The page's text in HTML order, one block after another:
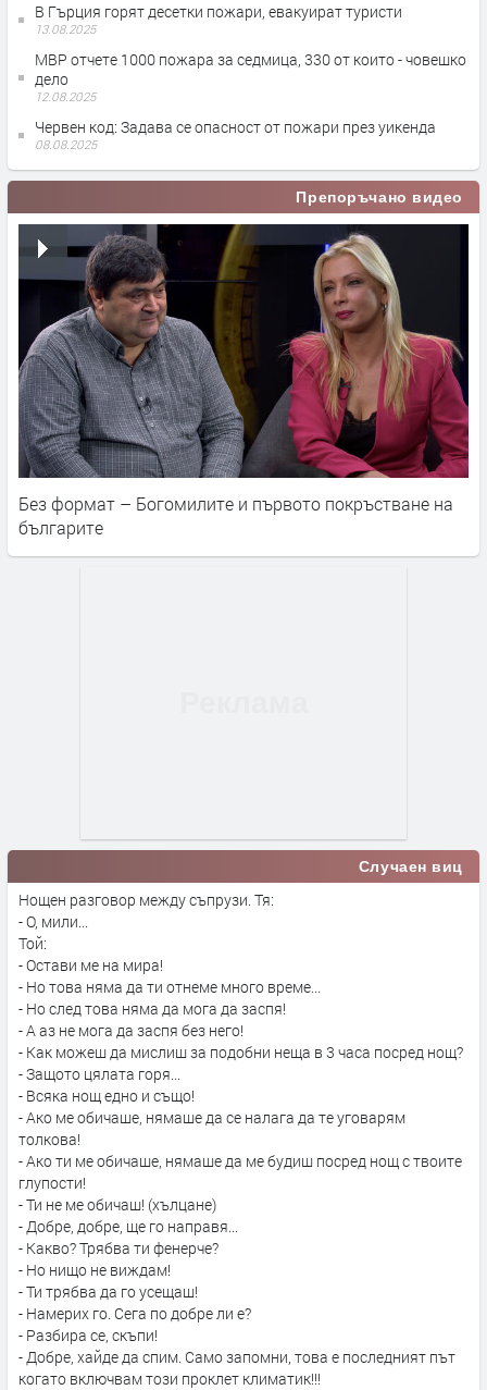
В Гърция горят десетки пожари, евакуират туристи
13.08.2025
МВР отчете 1000 пожара за седмица, 330 от които - човешко
дело
12.08.2025
Червен код: Задава се опасност от пожари през уикенда
08.08.2025
Препоръчано видео
Без формат – Богомилите и първото покръстване на
българите
Случаен виц
Нощен разговор между съпрузи. Тя:
- О, мили...
Той:
- Остави ме на мира!
- Но това няма да ти отнеме много време...
- Но след това няма да мога да заспя!
- А аз не мога да заспя без него!
- Как можеш да мислиш за подобни неща в 3 часа посред нощ?
- Защото цялата горя...
- Всяка нощ едно и също!
- Ако ме обичаше, нямаше да се налага да те уговарям
толкова!
- Ако ти ме обичаше, нямаше да ме будиш посред нощ с твоите
глупости!
- Ти не ме обичаш! (хълцане)
- Добре, добре, ще го направя...
- Какво? Трябва ти фенерче?
- Но нищо не виждам!
- Ти трябва да го усещаш!
- Намерих го. Сега по добре ли е?
- Разбира се, скъпи!
- Добре, хайде да спим. Само запомни, това е последният път
когато включвам този проклет климатик!!!